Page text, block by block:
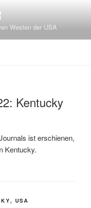
Westen der USA
Kentucky
ist erschienen,
Kentucky.
, USA